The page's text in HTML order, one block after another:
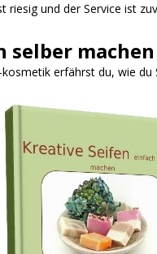
und der Service ist
selber machen
erfährst du, wie du